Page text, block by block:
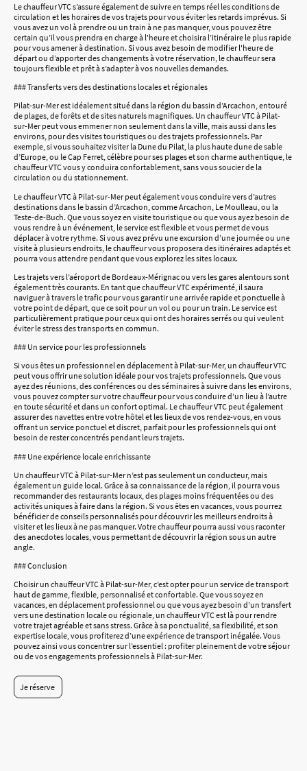
Le chauffeur VTC s’assure également de suivre en temps réel les conditions de
circulation et les horaires de vos trajets pour vous éviter les retards imprévus. Si
vous avez un vol à prendre ou un train à ne pas manquer, vous pouvez être
certain qu’il vous prendra en charge à l'heure et choisira l’itinéraire le plus rapide
pour vous amener à destination. Si vous avez besoin de modifier l'heure de
départ ou d’apporter des changements à votre réservation, le chauffeur sera
toujours flexible et prêt à s’adapter à vos nouvelles demandes.
### Transferts vers des destinations locales et régionales
Pilat-sur-Mer est idéalement situé dans la région du bassin d’Arcachon, entouré
de plages, de forêts et de sites naturels magnifiques. Un chauffeur VTC à Pilat-
sur-Mer peut vous emmener non seulement dans la ville, mais aussi dans les
environs, pour des visites touristiques ou des trajets professionnels. Par
exemple, si vous souhaitez visiter la Dune du Pilat, la plus haute dune de sable
d’Europe, ou le Cap Ferret, célèbre pour ses plages et son charme authentique, le
chauffeur VTC vous y conduira confortablement, sans vous soucier de la
circulation ou du stationnement.
Le chauffeur VTC à Pilat-sur-Mer peut également vous conduire vers d’autres
destinations dans le bassin d’Arcachon, comme Arcachon, Le Moulleau, ou la
Teste-de-Buch. Que vous soyez en visite touristique ou que vous ayez besoin de
vous rendre à un événement, le service est flexible et vous permet de vous
déplacer à votre rythme. Si vous avez prévu une excursion d’une journée ou une
visite à plusieurs endroits, le chauffeur vous proposera des itinéraires adaptés et
pourra vous attendre pendant que vous explorez les sites locaux.
Les trajets vers l’aéroport de Bordeaux-Mérignac ou vers les gares alentours sont
également très courants. En tant que chauffeur VTC expérimenté, il saura
naviguer à travers le trafic pour vous garantir une arrivée rapide et ponctuelle à
votre point de départ, que ce soit pour un vol ou pour un train. Le service est
particulièrement pratique pour ceux qui ont des horaires serrés ou qui veulent
éviter le stress des transports en commun.
### Un service pour les professionnels
Si vous êtes un professionnel en déplacement à Pilat-sur-Mer, un chauffeur VTC
peut vous offrir une solution idéale pour vos trajets professionnels. Que vous
ayez des réunions, des conférences ou des séminaires à suivre dans les environs,
vous pouvez compter sur votre chauffeur pour vous conduire d’un lieu à l’autre
en toute sécurité et dans un confort optimal. Le chauffeur VTC peut également
assurer des navettes entre votre hôtel et les lieux de vos rendez-vous, en vous
offrant un service ponctuel et discret, parfait pour les professionnels qui ont
besoin de rester concentrés pendant leurs trajets.
### Une expérience locale enrichissante
Un chauffeur VTC à Pilat-sur-Mer n’est pas seulement un conducteur, mais
également un guide local. Grâce à sa connaissance de la région, il pourra vous
recommander des restaurants locaux, des plages moins fréquentées ou des
activités uniques à faire dans la région. Si vous êtes en vacances, vous pourrez
bénéficier de conseils personnalisés pour découvrir les meilleurs endroits à
visiter et les lieux à ne pas manquer. Votre chauffeur pourra aussi vous raconter
des anecdotes locales, vous permettant de découvrir la région sous un autre
angle.
### Conclusion
Choisir un chauffeur VTC à Pilat-sur-Mer, c’est opter pour un service de transport
haut de gamme, flexible, personnalisé et confortable. Que vous soyez en
vacances, en déplacement professionnel ou que vous ayez besoin d’un transfert
vers une destination locale ou régionale, un chauffeur VTC est là pour rendre
votre trajet agréable et sans stress. Grâce à sa ponctualité, sa flexibilité, et son
expertise locale, vous profiterez d’une expérience de transport inégalée. Vous
pouvez ainsi vous concentrer sur l’essentiel : profiter pleinement de votre séjour
ou de vos engagements professionnels à Pilat-sur-Mer.
Je réserve